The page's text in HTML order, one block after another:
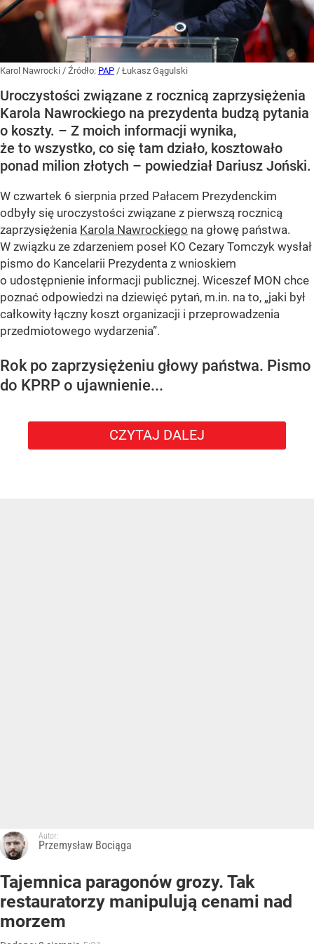
Karol Nawrocki / Źródło: PAP / Łukasz Gągulski
Uroczystości związane z rocznicą zaprzysiężenia
Karola Nawrockiego na prezydenta budzą pytania
o koszty. – Z moich informacji wynika,
że to wszystko, co się tam działo, kosztowało
ponad milion złotych – powiedział Dariusz Joński.
W czwartek 6 sierpnia przed Pałacem Prezydenckim
odbyły się uroczystości związane z pierwszą rocznicą
zaprzysiężenia Karola Nawrockiego na głowę państwa.
W związku ze zdarzeniem poseł KO Cezary Tomczyk wysłał
pismo do Kancelarii Prezydenta z wnioskiem
o udostępnienie informacji publicznej. Wiceszef MON chce
poznać odpowiedzi na dziewięć pytań, m.in. na to, „jaki był
całkowity łączny koszt organizacji i przeprowadzenia
przedmiotowego wydarzenia”.
Rok po zaprzysiężeniu głowy państwa. Pismo
do KPRP o ujawnienie...
CZYTAJ DALEJ
Autor:
Przemysław Bociąga
Tajemnica paragonów grozy. Tak
restauratorzy manipulują cenami nad
morzem